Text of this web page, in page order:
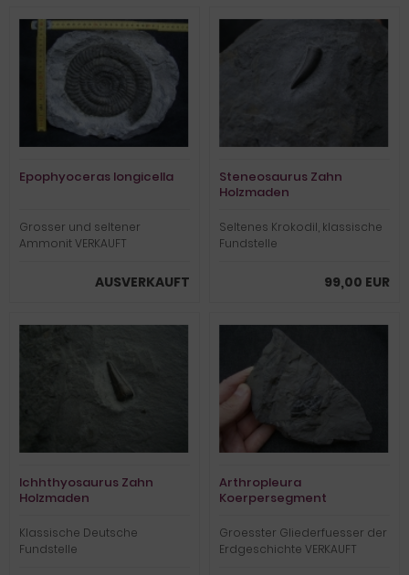
Epophyoceras longicella
Grosser und seltener
Ammonit VERKAUFT
AUSVERKAUFT
Steneosaurus Zahn
Holzmaden
Seltenes Krokodil, klassische
Fundstelle
99,00 EUR
Ichhthyosaurus Zahn
Holzmaden
Klassische Deutsche
Fundstelle
Arthropleura
Koerpersegment
Groesster Gliederfuesser der
Erdgeschichte VERKAUFT